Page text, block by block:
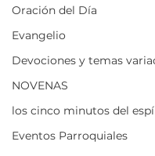
Oración del Día
Evangelio
Devociones y temas
NOVENAS
los cinco minutos del
Eventos Parroquiales